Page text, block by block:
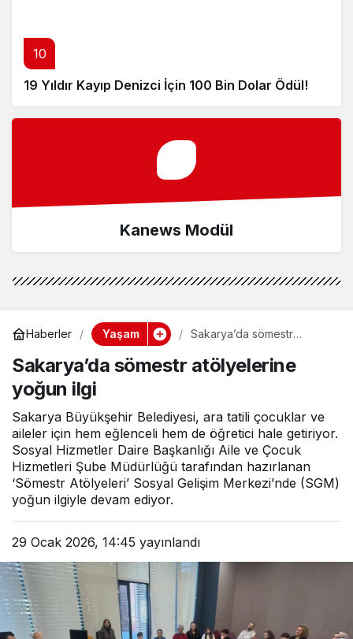
10
19 Yıldır Kayıp Denizci İçin 100 Bin Dolar Ödül!
Kanews Modül
Haberler Yaşam
Sakarya’da sömestr
Sakarya’da sömestr atölyelerine
yoğun ilgi
Sakarya Büyükşehir Belediyesi, ara tatili çocuklar ve
aileler için hem eğlenceli hem de öğretici hale getiriyor.
Sosyal Hizmetler Daire Başkanlığı Aile ve Çocuk
Hizmetleri Şube Müdürlüğü tarafından hazırlanan
‘Sömestr Atölyeleri’ Sosyal Gelişim Merkezi’nde (SGM)
yoğun ilgiyle devam ediyor.
29 Ocak 2026, 14:45 yayınlandı